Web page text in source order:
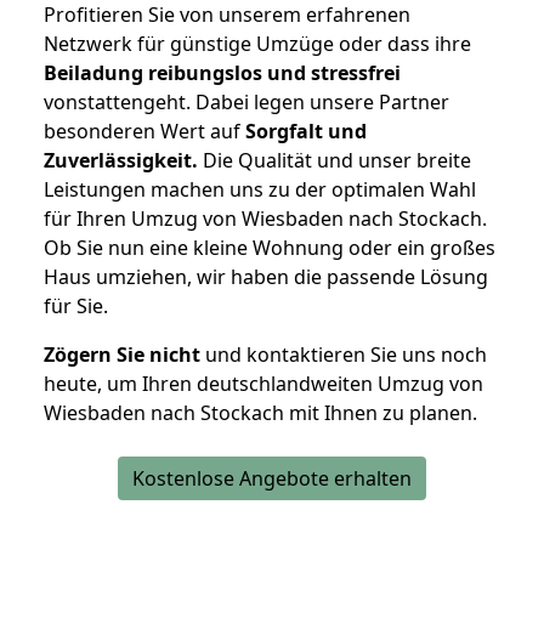
Profitieren Sie von unserem erfahrenen
Netzwerk für günstige Umzüge oder dass ihre
Beiladung reibungslos und stressfrei
vonstattengeht. Dabei legen unsere Partner
besonderen Wert aufSorgfalt und
Zuverlässigkeit. Die Qualität und unser breite
Leistungen machen uns zu der optimalen Wahl
für Ihren Umzug von Wiesbaden nach Stockach.
Ob Sie nun eine kleine Wohnung oder ein großes
Haus umziehen, wir haben die passende Lösung
für Sie.
Zögern Sie nicht und kontaktieren Sie uns noch
heute, um Ihren deutschlandweiten Umzug von
Wiesbaden nach Stockach mit Ihnen zu planen.
Kostenlose Angebote erhalten